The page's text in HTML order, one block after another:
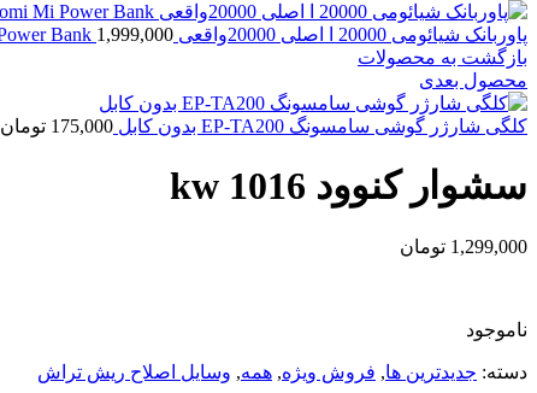
پاوربانک شیائومی 20000 ا اصلی 20000واقعی Xiaomi Mi Power Bank 1,999,000
بازگشت به محصولات
محصول بعدی
کلگی شارژر گوشی سامسونگ EP-TA200 بدون کابل 175,000 تومان
سشوار کنوود kw 1016
1,299,000 تومان
ناموجود
دسته: جدیدترین ها, فروش ویژه, همه, وسایل اصلاح ریش تراش